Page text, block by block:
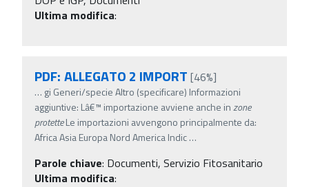
Ultima modifica:
PDF: ALLEGATO 2 IMPORT [46%]
… gi Generi/specie Altro (specificare) Informazioni
aggiuntive: Lâ€™ importazione avviene anche inzone
protetteLe importazioni avvengono principalmente da:
Africa Asia Europa Nord America Indic…
Parole chiave: Documenti, Servizio Fitosanitario
Ultima modifica: